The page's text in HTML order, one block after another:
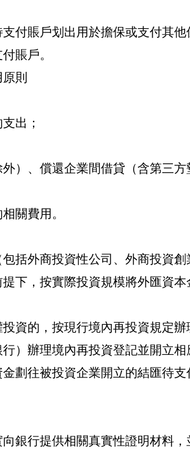
付賬戶划出用於擔保或支付其他
賬戶。
則
出；
）、償還企業間借貸（含第三方
關費用。
括外商投資性公司、外商投資創
下，按實際投資規模將外匯資本
資的，按現行境內再投資規定辦
）辦理境內再投資登記並開立相
劃往被投資企業開立的結匯待支
銀行提供相關真實性證明材料，